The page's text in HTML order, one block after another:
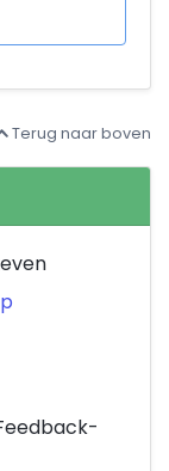
Terug naar boven